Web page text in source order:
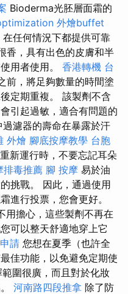
Bioderma光胚層面霜的
外燴buffet
任何情況下都提供可靠
香，具有出色的皮膚和半
用者使用。 香港轉機 台
前，將足夠數量的時間塗
定期重複。 該製劑不含
引起過敏，適合有問題的
過濾器的壽命在暴露於汗
外燴 腳底按摩教學 台胞
重新運行時，不要忘記耳朵
排毒推薦 腳 按摩 易於油
挑戰。 因此，通過使用
進行投票，您會更好。
用擔心，這些製劑不再在
可以整天舒適地穿上它
請 您想在夏季（也許全
佳功能，以免避免定期使
範圍很廣，而且對於化妝
河南路四段推拿 除了防